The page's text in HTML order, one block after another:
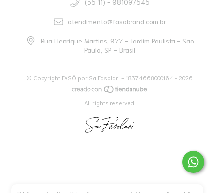
(55 11) - 981097545
atendimento@fasobrand.com.br
Rua Henrique Martins, 977 - Jardim Paulista - Sao
Paulo, SP - Brasil
© Copyright FASÔ por Sa Fasolari - 18374668000164 - 2026
All rights reserved.